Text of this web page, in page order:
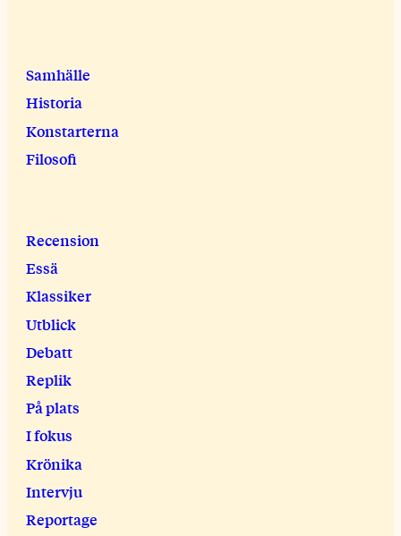
Samhälle
Historia
Konstarterna
Filosofi
Recension
Essä
Klassiker
Utblick
Debatt
Replik
På plats
I fokus
Krönika
Intervju
Reportage